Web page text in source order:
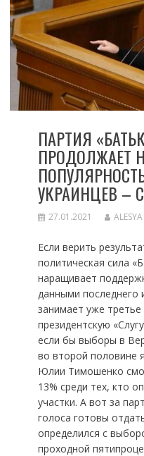
ПАРТИЯ
ПРОДОЛЖАЕТ
УКРАИНЦЕВ –
27.01.2021 ALESYA
Если верить
политическая сила
наращивает
данными последнего
занимает уже
президентскую
если бы выборы в
во второй половине
Юлии Тимошенко
13% среди тех, кто
участки. А вот за
голоса готовы
определился с
проходной